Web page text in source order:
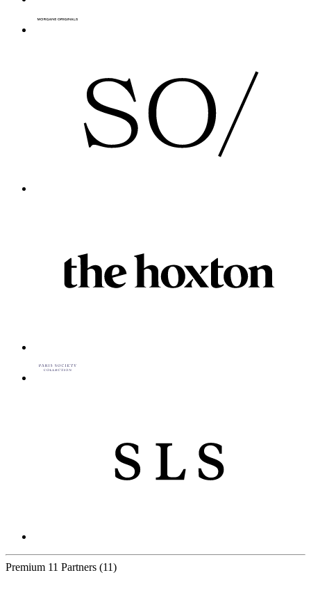
Premium 11 Partners (11)